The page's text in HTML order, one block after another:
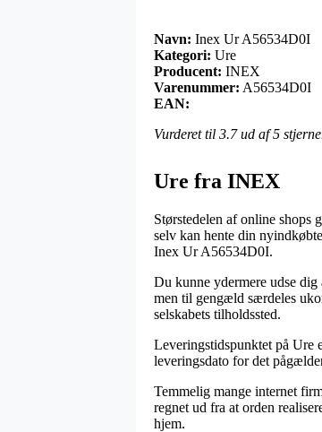
Navn: Inex Ur A56534D0I
Kategori: Ure
Producent: INEX
Varenummer: A56534D0I
EAN:
Vurderet til 3.7ud af 5
Ure fra INEX
Størstedelen af online shops
selv kan hente din
Inex Ur A56534D0I.
Du kunne ydermere udse
men til gengæld særdeles
selskabets tilholdssted.
Leveringstidspunktet på Ure
leveringsdato for det
Temmelig mange internet
regnet ud fra at orden
hjem.